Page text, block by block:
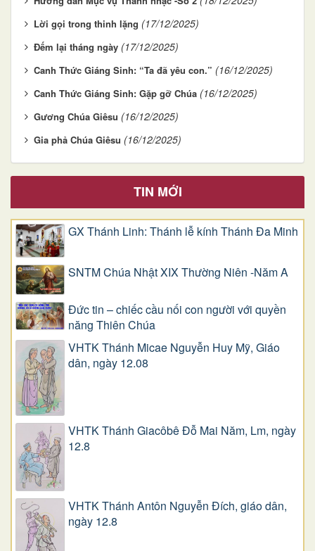
Lời gọi trong thinh lặng (17/12/2025)
Đếm lại tháng ngày (17/12/2025)
Canh Thức Giáng Sinh: “Ta đã yêu con.” (16/12/2025)
Canh Thức Giáng Sinh: Gặp gỡ Chúa (16/12/2025)
Gương Chúa Giêsu (16/12/2025)
Gia phả Chúa Giêsu (16/12/2025)
TIN MỚI
GX Thánh Linh: Thánh lễ kính Thánh Đa Minh
SNTM Chúa Nhật XIX Thường Niên -Năm A
Đức tin – chiếc cầu nối con người với quyền
năng Thiên Chúa
VHTK Thánh Micae Nguyễn Huy Mỹ, Giáo
dân, ngày 12.08
VHTK Thánh Giacôbê Ðỗ Mai Năm, Lm, ngày
12.8
VHTK Thánh Antôn Nguyễn Ðích, giáo dân,
ngày 12.8